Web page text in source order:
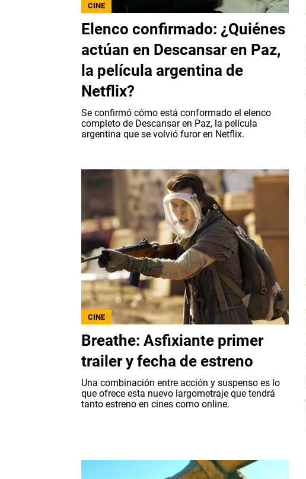
CINE
Elenco confirmado: ¿Quiénes
actúan en Descansar en Paz,
la película argentina de
Netflix?
Se confirmó cómo está conformado el elenco
completo de Descansar en Paz, la película
argentina que se volvió furor en Netflix.
CINE
Breathe: Asfixiante primer
trailer y fecha de estreno
Una combinación entre acción y suspenso es lo
que ofrece esta nuevo largometraje que tendrá
tanto estreno en cines como online.